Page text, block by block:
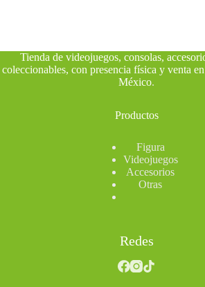
Tienda de videojuegos, consolas,
coleccionables, con presencia física y venta
México.
Productos
Figura
Videojuegos
Accesorios
Otras
Redes